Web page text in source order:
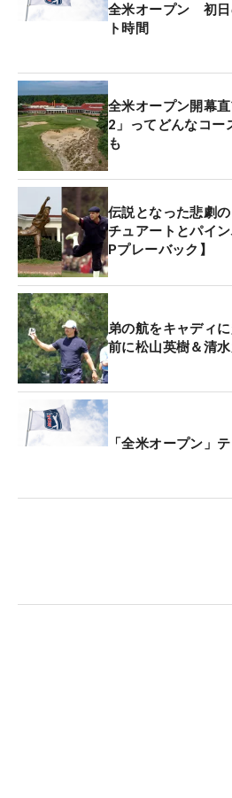
「すごくいい刺激をもらいま
伝わってきました。こっち（
ゃくちゃうまかった。勝負ど
くるんだろうな、と」
開幕前からそんな刺激を受け
出場。日本ツアー屈指の大砲
い。距離が出たほうが有利だ
ますけれど、刻むホールも多
テージがあるとは言えなさそ
ィブエリアは厄介で、シルク
ションに富んだグリーンを狙
トが大事になってくる」とフ
ければチャンスにつけること
2週前には、姉の結が「全米
して39位だった。4万4896ド
得し、『弟の分の遠征費は稼
全米オープン 初日
ト時間
全米オープン開幕
2」ってどんなコ
も
伝説となった悲劇
チュアートとパイ
Pプレーバック】
弟の航をキャディ
前に松山英樹＆清
「全米オープン」